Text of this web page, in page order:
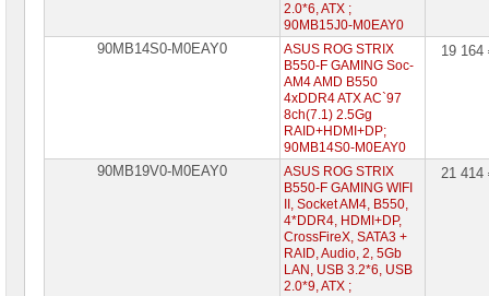
2.0*6, ATX ;
90MB15J0-M0EAY0
90MB14S0-M0EAY0
ASUS ROG STRIX
B550-F GAMING Soc-
AM4 AMD B550
4xDDR4 ATX AC`97
8ch(7.1) 2.5Gg
RAID+HDMI+DP;
90MB14S0-M0EAY0
19
90MB19V0-M0EAY0
ASUS ROG STRIX
B550-F GAMING WIFI
II, Socket AM4, B550,
4*DDR4, HDMI+DP,
CrossFireX, SATA3 +
RAID, Audio, 2, 5Gb
LAN, USB 3.2*6, USB
2.0*9, ATX ;
21